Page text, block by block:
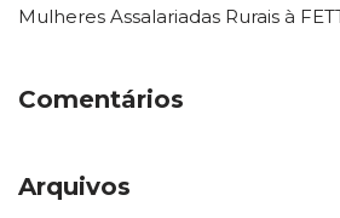
Mulheres Assalariadas Rurais à
Comentários
Arquivos